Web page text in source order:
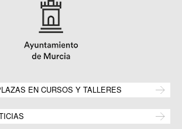
EN CURSOS Y TALLERES